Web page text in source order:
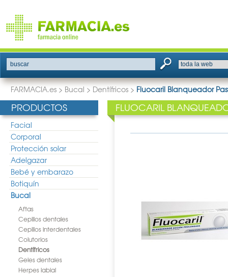
buscar
FARMACIA.es > Bucal > Dentífricos > Fluocaril Blanqueador
PRODUCTOS
Facial
Corporal
Protección solar
Adelgazar
Bebé y embarazo
Botiquín
Bucal
Aftas
Cepillos dentales
Cepillos interdentales
Colutorios
Dentífricos
Geles dentales
Herpes labial
FLUOCARIL